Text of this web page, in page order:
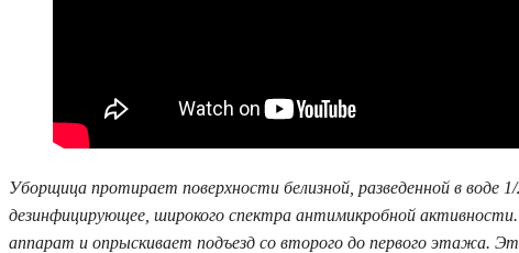
Уборщица протирает поверхности белизной, разведенной в воде
дезинфицирующее, широкого спектра антимикробной
аппарат и опрыскивает подъезд со второго до первого